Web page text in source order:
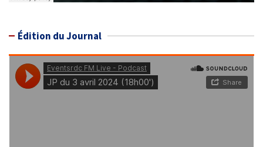
Édition du Journal